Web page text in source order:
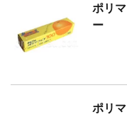
ポリ
ー
ポリ